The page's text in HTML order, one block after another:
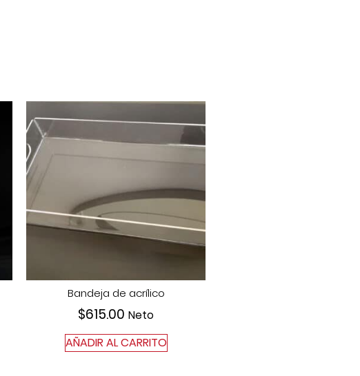
Bandeja de acrílico
$615.00 Neto
AÑADIR AL CARRITO